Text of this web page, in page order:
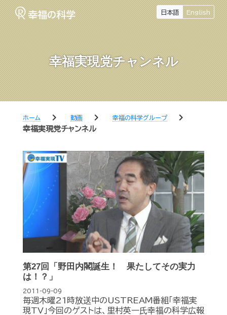
日本語 English
幸福実現党チャンネル
ホーム chevron_right 動画 chevron_right 幸福の科学グループ chevron_right
幸福実現党チャンネル
第27回「野田内閣誕生！ 果たしてその実力
は！？」
2011-09-09
毎週木曜21時放送中のUSTREAM番組「幸福実
現TV」今回のゲストは、里村英一氏幸福の科学広報